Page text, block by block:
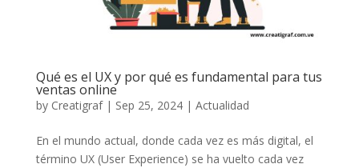
Qué es el UX y por qué es fundamental para tus
ventas online
by Creatigraf| Sep 25, 2024| Actualidad
En el mundo actual, donde cada vez es más digital, el
término UX (User Experience) se ha vuelto cada vez